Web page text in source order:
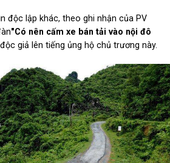
độc lập khác, theo ghi nhận của PV
"Có nên cấm xe bán tải vào nội đô
giả lên tiếng ủng hộ chủ trương này.